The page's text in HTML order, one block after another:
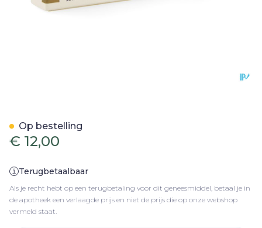
€ 12,00
Terugbetaalbaar
Als je recht hebt op een terugbetaling voor dit geneesmiddel, betaal je in
de apotheek een verlaagde prijs en niet de prijs die op onze webshop
vermeld staat.
Op bestelling